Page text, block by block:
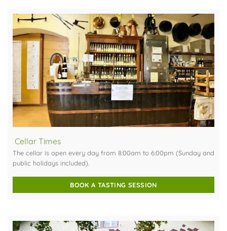
Cellar Times
The cellar is open every day from 8:00am to 6:00pm (Sunday and
public holidays included).
BOOK A TASTING SESSION